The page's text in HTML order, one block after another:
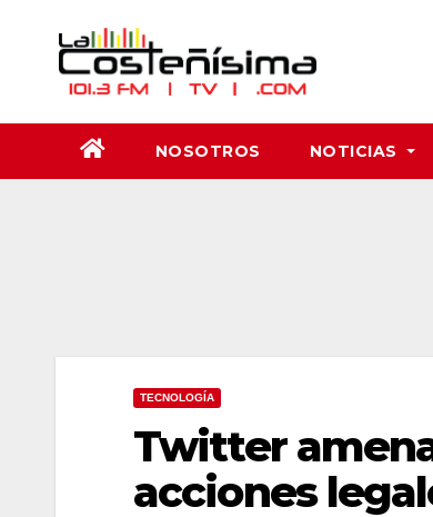
contenido
NOSOTROS NOTICIAS
TECNOLOGÍA
Twitter
acciones